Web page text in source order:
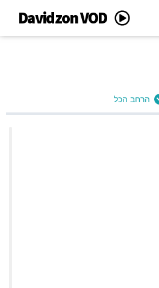
Davidzon VOD
הרחב הכל